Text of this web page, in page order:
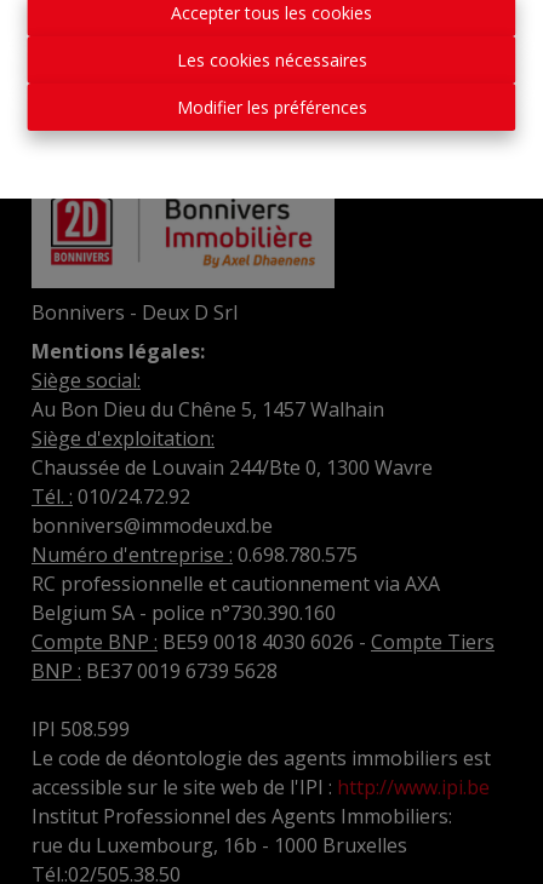
Accepter tous les cookies
Les cookies nécessaires
Modifier les préférences
Bonnivers - Deux D Srl
Mentions légales:
Siège social:
Au Bon Dieu du Chêne 5, 1457 Walhain
Siège d'exploitation:
Chaussée de Louvain 244/Bte 0, 1300 Wavre
Tél. : 010/24.72.92
bonnivers@immodeuxd.be
Numéro d'entreprise : 0.698.780.575
RC professionnelle et cautionnement via AXA
Belgium SA - police n°730.390.160
Compte BNP : BE59 0018 4030 6026 - Compte Tiers
BNP : BE37 0019 6739 5628
IPI 508.599
Le code de déontologie des agents immobiliers est
accessible sur le site web de l'IPI : http://www.ipi.be
Institut Professionnel des Agents Immobiliers:
rue du Luxembourg, 16b - 1000 Bruxelles
Tél.:02/505.38.50